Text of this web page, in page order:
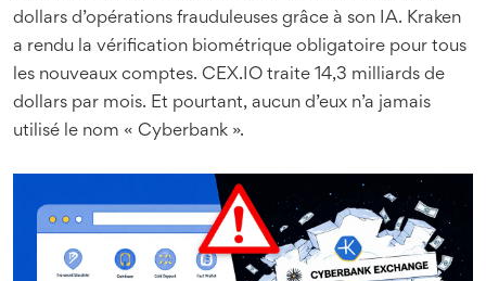
dollars d’opérations frauduleuses grâce à son IA. Kraken
a rendu la vérification biométrique obligatoire pour tous
les nouveaux comptes. CEX.IO traite 14,3 milliards de
dollars par mois. Et pourtant, aucun d’eux n’a jamais
utilisé le nom « Cyberbank ».